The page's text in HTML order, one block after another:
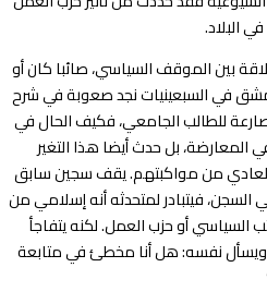
البلاد.
بين الموقف السياسي، صائبا كان أو
في السبعينيات نجد صعوبة في شرح
للطالب الجامعي، فكيف الحال في
المعارضة، بل حدث أيضا هذا التغير
من مواكبتهم. يقف سجين سابق
فيتبادر لمتحدثه أنه إسلامي من
أو حزب العمل. لكنه يتفاجأ
ويسأل نفسه: هل أنا مخطئ في متابعة